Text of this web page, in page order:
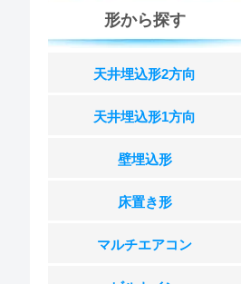
形から探す
天井埋込形2方向
天井埋込形1方向
壁埋込形
床置き形
マルチエアコン